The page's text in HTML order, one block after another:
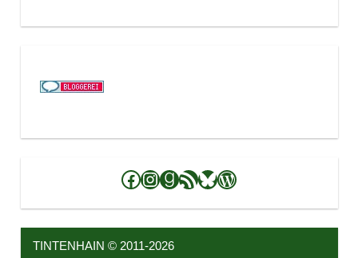
Facebook
Instagram
Goodreads
RSS-Feed
Bluesky
WordPress
TINTENHAIN © 2011-2026